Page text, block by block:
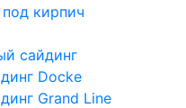
кирпич
сайдинг
Docke
Grand Line